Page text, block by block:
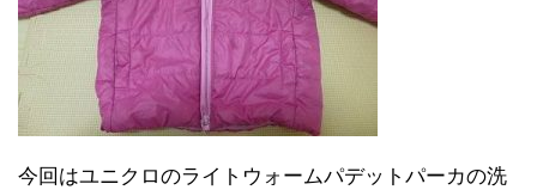
今回はユニクロのライトウォームパデットパーカの洗